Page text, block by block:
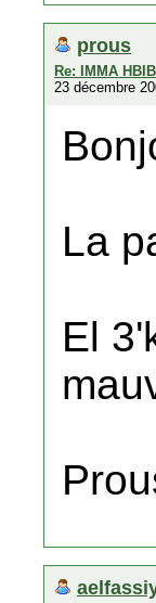
prous
Re: IMMA
23 décembre
La
El